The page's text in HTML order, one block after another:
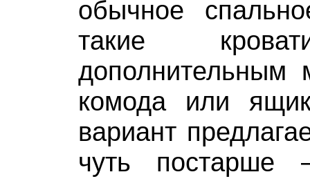
обычное
такие
дополнительным
комода или
вариант
чуть постарше